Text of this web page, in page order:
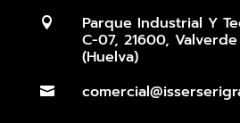
 Parque Industrial Y
C-07, 21600,
(Huelva)
